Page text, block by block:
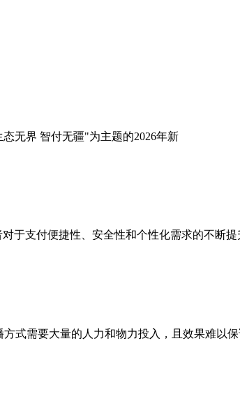
无界 智付无疆"为主题的2026年新
于支付便捷性、安全性和个性化需求的不断提
式需要大量的人力和物力投入，且效果难以